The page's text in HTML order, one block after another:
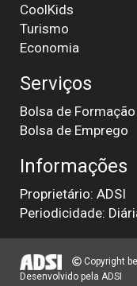
CoolKids
Turismo
Economia
Serviços
Bolsa de Formação
Bolsa de Emprego
Informações
Proprietário: ADSI
Periodicidade:
Copyright
Desenvolvido pela ADSI